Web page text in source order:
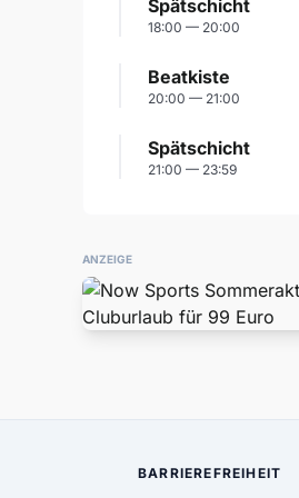
Spätschicht
18:00 — 20:00
Beatkiste
20:00 — 21:00
Spätschicht
21:00 — 23:59
ANZEIGE
BARRIEREFREIHEIT